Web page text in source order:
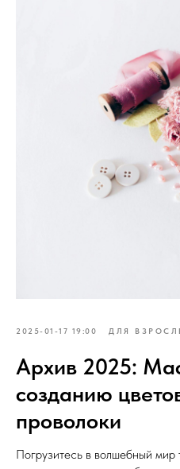
2025-01-17 19:00 ДЛЯ
Архив 2025:
созданию
проволоки
Погрузитесь в волшебный мир